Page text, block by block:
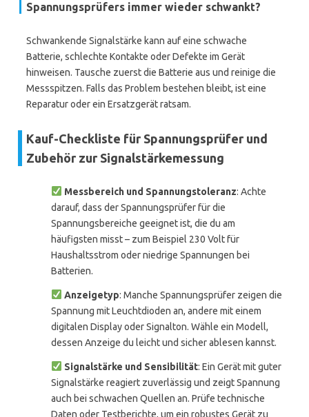
Spannungsprüfers immer wieder schwankt?
Schwankende Signalstärke kann auf eine schwache
Batterie, schlechte Kontakte oder Defekte im Gerät
hinweisen. Tausche zuerst die Batterie aus und reinige die
Messspitzen. Falls das Problem bestehen bleibt, ist eine
Reparatur oder ein Ersatzgerät ratsam.
Kauf-Checkliste für Spannungsprüfer und
Zubehör zur Signalstärkemessung
Messbereich und Spannungstoleranz: Achte
darauf, dass der Spannungsprüfer für die
Spannungsbereiche geeignet ist, die du am
häufigsten misst – zum Beispiel 230 Volt für
Haushaltsstrom oder niedrige Spannungen bei
Batterien.
Anzeigetyp: Manche Spannungsprüfer zeigen die
Spannung mit Leuchtdioden an, andere mit einem
digitalen Display oder Signalton. Wähle ein Modell,
dessen Anzeige du leicht und sicher ablesen kannst.
Signalstärke und Sensibilität: Ein Gerät mit guter
Signalstärke reagiert zuverlässig und zeigt Spannung
auch bei schwachen Quellen an. Prüfe technische
Daten oder Testberichte, um ein robustes Gerät zu